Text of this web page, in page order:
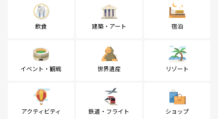
飲食 建築・アート 宿泊
イベント・観戦 世界遺産 リゾート
アクティビティ 鉄道・フライト ショップ